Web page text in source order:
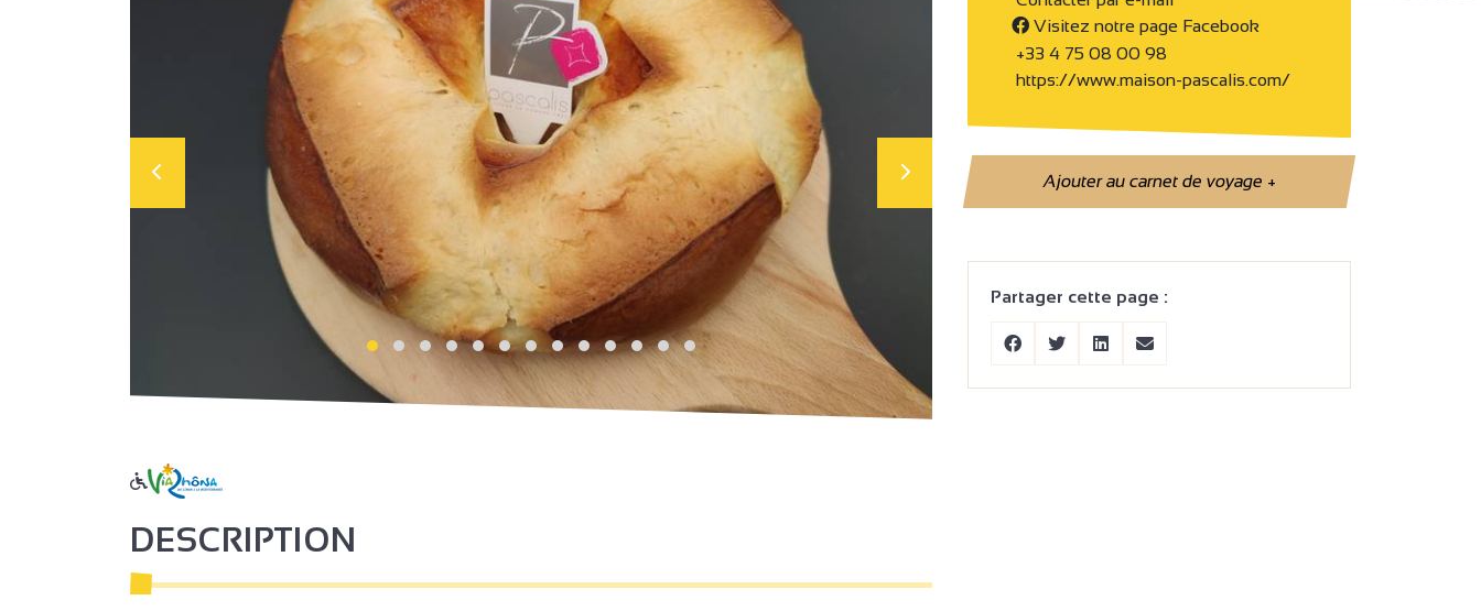
Visitez notre page Facebook
+33 4 75 08 00 98
https://www.maison-pascalis.com/
Ajouter au carnet de voyage+
Partager cette page :
DESCRIPTION